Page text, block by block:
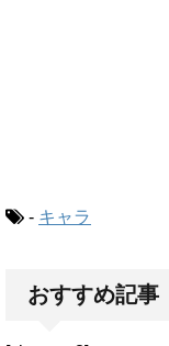
- キャラ
おすすめ記事